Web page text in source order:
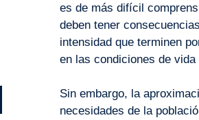
es de más difícil
deben tener
intensidad que terminen
en las condiciones de
Sin embargo, la
necesidades de la